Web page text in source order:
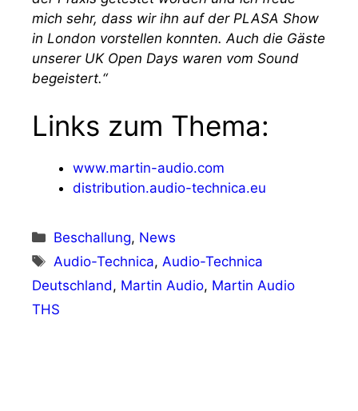
mich sehr, dass wir ihn auf der PLASA Show
in London vorstellen konnten. Auch die Gäste
unserer UK Open Days waren vom Sound
begeistert.“
Links zum Thema:
www.martin-audio.com
distribution.audio-technica.eu
Kategorien
Beschallung, News
Schlagwörter
Audio-Technica,Audio-Technica
Deutschland, Martin Audio, Martin Audio
THS